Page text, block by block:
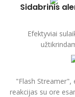
Sidabrinis
Efektyviai
"Flash Streamer",
reakcijas su ore